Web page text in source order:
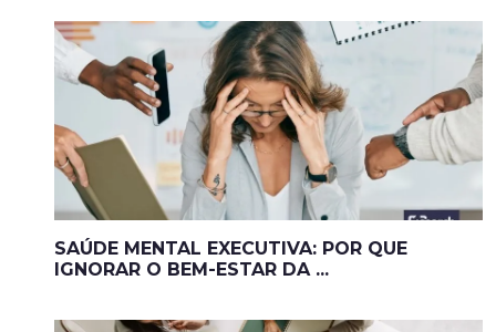
SAÚDE MENTAL EXECUTIVA: POR QUE
IGNORAR O BEM-ESTAR DA ...